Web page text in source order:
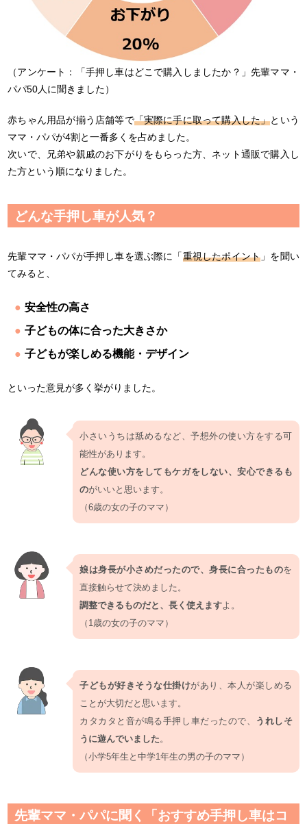
（アンケート：「手押し車はどこで購入しましたか？」先輩ママ・
パパ50人に聞きました）
赤ちゃん用品が揃う店舗等で「実際に手に取って購入した」という
ママ・パパが4割と一番多くを占めました。
次いで、兄弟や親戚のお下がりをもらった方、ネット通販で購入し
た方という順になりました。
どんな手押し車が人気？
先輩ママ・パパが手押し車を選ぶ際に「重視したポイント 」を聞い
てみると、
安全性の高さ
子どもの体に合った大きさか
子どもが楽しめる機能・デザイン
といった意見が多く挙がりました。
小さいうちは舐めるなど、予想外の使い方をする可
能性があります。
どんな使い方をしてもケガをしない、安心できるも
のがいいと思います。
（6歳の女の子のママ）
娘は身長が小さめだったので、身長に合ったものを
直接触らせて決めました。
調整できるものだと、長く使えますよ。
（1歳の女の子のママ）
子どもが好きそうな仕掛けがあり、本人が楽しめる
ことが大切だと思います。
カタカタと音が鳴る手押し車だったので、
うれしそ
うに遊んでいました 。
（小学5年生と中学1年生の男の子のママ）
先輩ママ・パパに聞く「おすすめ手押し車はコ